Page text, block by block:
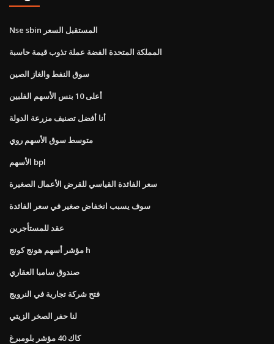
Nse sbin المستقبل السعر
المملكة المتحدة الفضة عملة تذوب قيمة حاسبة
سوق النفط والغاز الصين
أعلى 10 بنس الأسهم الفلبين
أنا أفضل تصنيف مزرعة الدولة
متوسط ​​سوق الأسهم روي
الأسهم bpl
سعر الفائدة القياسي للقرض الأعمال الصغيرة
سوف يسبب انخفاض صغير في سعر الفائدة
عقد للمستأجرين
مؤشر أسهم هونج كونج h
صندوق سامبا العقاري
فتح شركة تجارية في النرويج
لنا حفر الصخر الزيتي
كاك 40 مؤشر بلومبرغ